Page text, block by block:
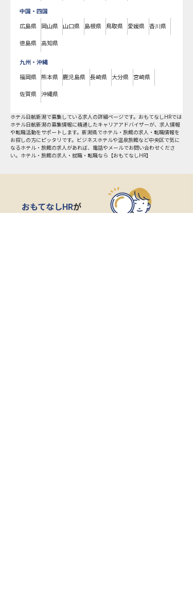
中国・四国
広島県 岡山県 山口県 島根県 鳥取県 愛媛県 香川県
徳島県 高知県
九州・沖縄
福岡県 熊本県 鹿児島県 長崎県 大分県 宮崎県
佐賀県 沖縄県
ホテル日航新潟で募集している求人の詳細ページです。おもてなしHRでは
ホテル日航新潟の募集情報に精通したキャリアアドバイザーが、求人情報
や転職活動をサポートします。新潟県でホテル・旅館の求人・転職情報を
お探しの方にピッタリです。ビジネスホテルや温泉旅館など中央区で気に
なるホテル・旅館の求人があれば、電話やメールでお問い合わせくださ
い。ホテル・旅館の求人・就職・転職なら【おもてなしHR】
おもてなしHRが